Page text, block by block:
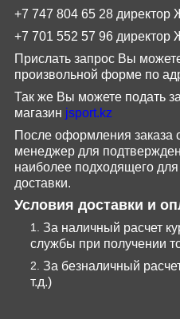
+7 747 804 65 28 директор
+7 701 552 57 96 директор
Прислать запрос Вы
произвольной форме по
Так же Вы можете подать
магазин jsport.kz
После оформления заказа
менеджер для
наиболее подходящего
доставки.
Условия доставки и
За наличный расчет
службы при получении
За безналичный
т.д.)